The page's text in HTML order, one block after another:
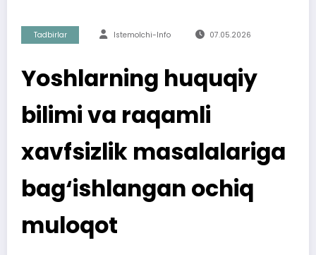
Tadbirlar Istemolchi-Info 07.05.2026
Yoshlarning huquqiy
bilimi va raqamli
xavfsizlik masalalariga
bag‘ishlangan ochiq
muloqot